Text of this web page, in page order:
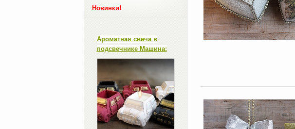
Новинки!
Ароматная свеча в
подсвечнике Машина: